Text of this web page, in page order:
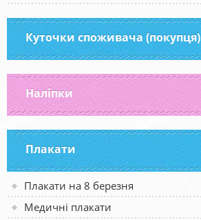
Куточки споживача (покупця)
Наліпки
Плакати
Плакати на 8 березня
Медичні плакати